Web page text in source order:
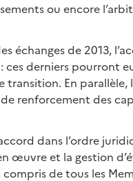
ou encore
échanges de 2013,
derniers pourront
transition. En parallèle,
renforcement des
dans l’ordre
œuvre et la gestion
de tous les